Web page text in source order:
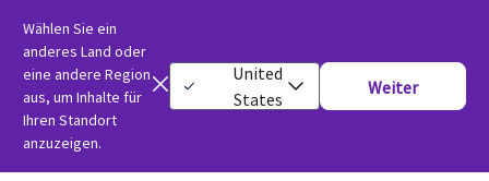
Wählen Sie ein
anderes Land oder
eine andere Region
aus, um Inhalte für
Ihren Standort
anzuzeigen.
United
States
Weiter